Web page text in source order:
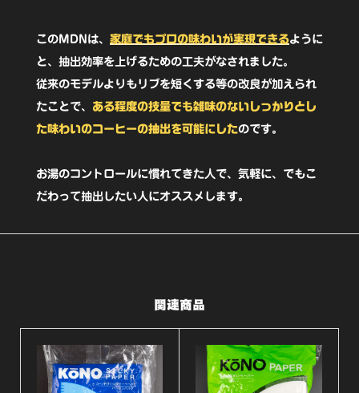
レ
ン
ジ）
【2022
年
モ
このMDNは、 家庭でもプロの味わいが実現できるように
と、抽出効率を上げるための工夫がなされました。
従来のモデルよりもリブを短くする等の改良が加えられ
たことで、 ある程度の技量でも雑味のないしっかりとし
た味わいのコーヒーの抽出を可能にしたのです。
お湯のコントロールに慣れてきた人で、気軽に、でもこ
だわって抽出したい人にオススメします。
関連商品